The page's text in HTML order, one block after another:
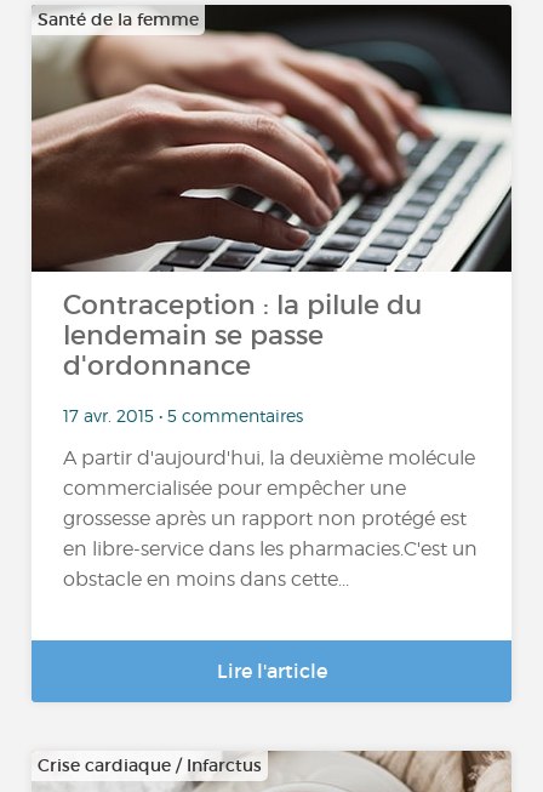
Santé de la femme
Contraception : la pilule du
lendemain se passe
d'ordonnance
17 avr. 2015 • 5 commentaires
A partir d'aujourd'hui, la deuxième molécule
commercialisée pour empêcher une
grossesse après un rapport non protégé est
en libre-service dans les pharmacies.C'est un
obstacle en moins dans cette...
Lire l'article
Crise cardiaque / Infarctus